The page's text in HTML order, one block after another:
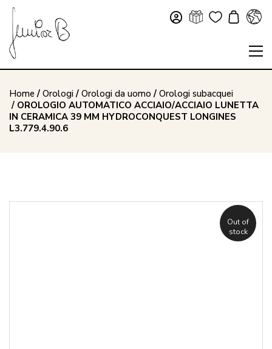
Home / Orologi/ Orologi da uomo / Orologi subacquei
/ OROLOGIO AUTOMATICO ACCIAIO/ACCIAIO LUNETTA
IN CERAMICA 39 MM HYDROCONQUEST LONGINES
L3.779.4.90.6
Out of
stock